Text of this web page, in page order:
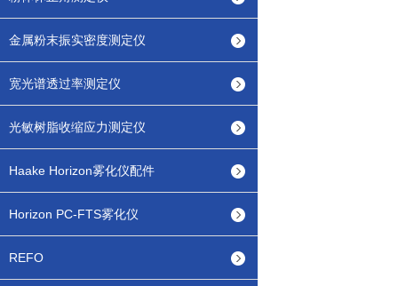
金属粉末振实密度测定仪
宽光谱透过率测定仪
光敏树脂收缩应力测定仪
Haake Horizon雾化仪配件
Horizon PC-FTS雾化仪
REFO